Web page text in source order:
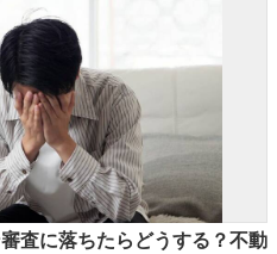
査に落ちたらどうする？不動